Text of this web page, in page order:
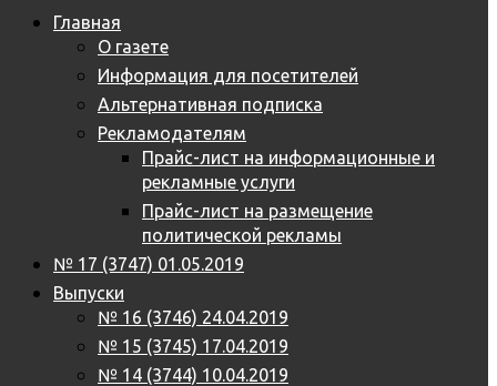
Главная
О газете
Информация для посетителей
Альтернативная подписка
Рекламодателям
Прайс-лист на информационные и
рекламные услуги
Прайс-лист на размещение
политической рекламы
№ 17 (3747) 01.05.2019
Выпуски
№ 16 (3746) 24.04.2019
№ 15 (3745) 17.04.2019
№ 14 (3744) 10.04.2019